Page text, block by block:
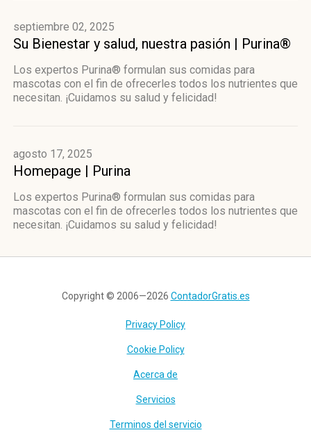
septiembre 02, 2025
Su Bienestar y salud, nuestra pasión | Purina®
Los expertos Purina® formulan sus comidas para
mascotas con el fin de ofrecerles todos los nutrientes que
necesitan. ¡Cuidamos su salud y felicidad!
agosto 17, 2025
Homepage | Purina
Los expertos Purina® formulan sus comidas para
mascotas con el fin de ofrecerles todos los nutrientes que
necesitan. ¡Cuidamos su salud y felicidad!
Copyright © 2006—2026 ContadorGratis.es
Privacy Policy
Cookie Policy
Acerca de
Servicios
Terminos del servicio